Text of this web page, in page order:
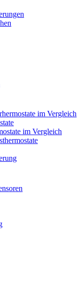
im Vergleich
im Vergleich